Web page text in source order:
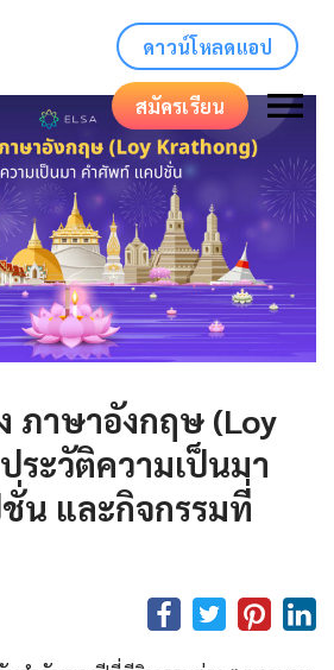
ดาวน์โหลดแอป
สมัครเรียน
ภาษาอังกฤษ (Loy
ระวัติความเป็นมา
น และกิจกรรมที่